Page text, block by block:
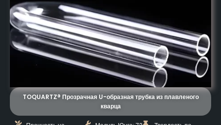
TOQUARTZ® Прозрачная U-образная трубка из плавленого
кварца